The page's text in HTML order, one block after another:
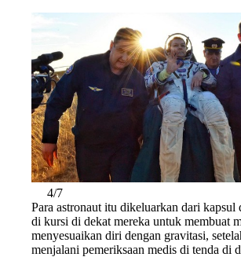
4/7
Para astronaut itu dikeluarkan dari kapsul
di kursi di dekat mereka untuk membuat
menyesuaikan diri dengan gravitasi,
menjalani pemeriksaan medis di tenda di